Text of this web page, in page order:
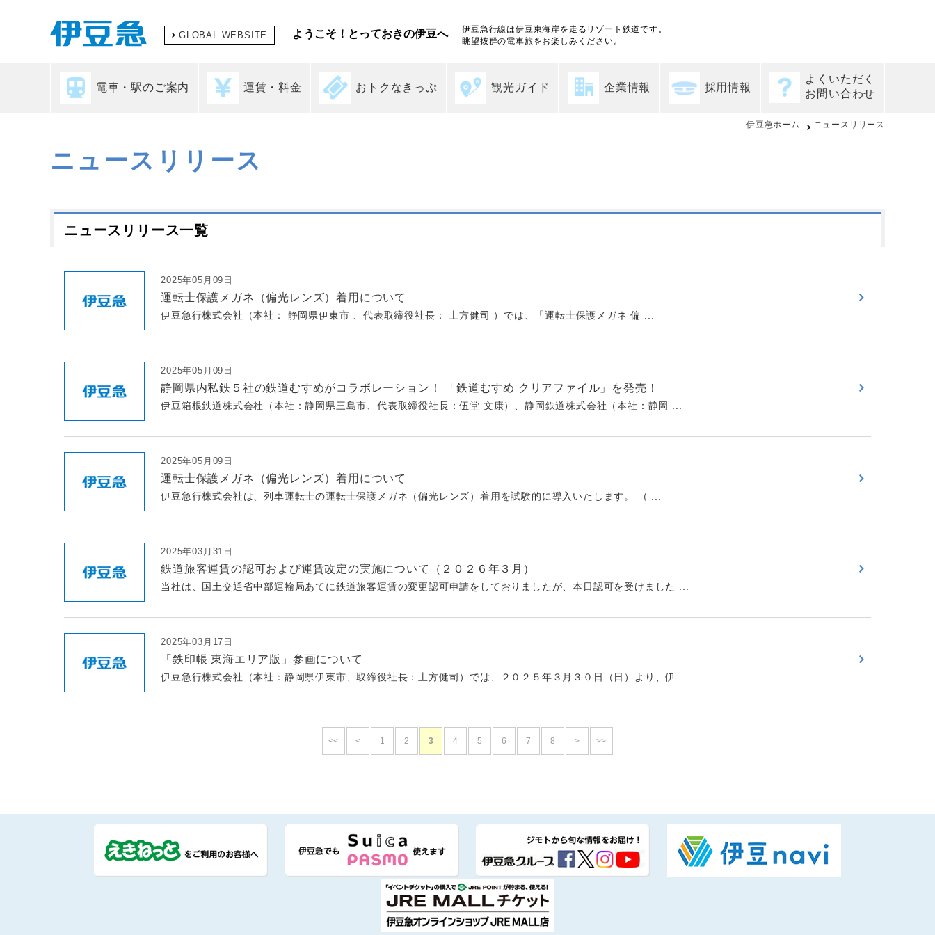
GLOBAL WEBSITE ようこそ！とっておきの伊豆へ
伊豆急行線は伊豆東海岸を走るリゾート鉄道です。
眺望抜群の電車旅をお楽しみください。
電車・駅のご案内 運賃・料金 おトクなきっぷ 観光ガイド 企業情報 採用情報
よくいただく
お問い合わせ
伊豆急ホーム ニュースリリース
ニュースリリース
ニュースリリース一覧
2025年05月09日
運転士保護メガネ（偏光レンズ）着用について
伊豆急行株式会社（本社： 静岡県伊東市 、代表取締役社長： 土方健司 ）では、「運転士保護メガネ 偏 ...
2025年05月09日
静岡県内私鉄５社の鉄道むすめがコラボレーション！ 「鉄道むすめ クリアファイル」を発売！
伊豆箱根鉄道株式会社（本社：静岡県三島市、代表取締役社長：伍堂 文康）、静岡鉄道株式会社（本社：静岡 ...
2025年05月09日
運転士保護メガネ（偏光レンズ）着用について
伊豆急行株式会社は、列車運転士の運転士保護メガネ（偏光レンズ）着用を試験的に導入いたします。 （ ...
2025年03月31日
鉄道旅客運賃の認可および運賃改定の実施について（２０２６年３月）
当社は、国土交通省中部運輸局あてに鉄道旅客運賃の変更認可申請をしておりましたが、本日認可を受けました ...
2025年03月17日
「鉄印帳 東海エリア版」参画について
伊豆急行株式会社（本社：静岡県伊東市、取締役社長：土方健司）では、２０２５年３月３０日（日）より、伊 ...
<< < 1 2 3 4 5 6 7 8 > >>